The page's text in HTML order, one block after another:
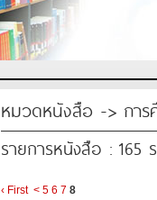
หมวดหนังสือ -> การ
รายการหนังสือ : 165
‹ First < 5 6 7 8